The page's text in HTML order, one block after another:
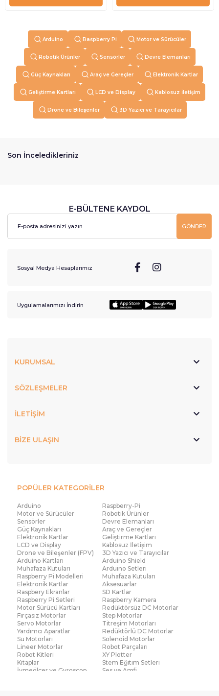
Arduino Raspberry Pi Motor ve Sürücüler
Robotik Ürünler Sensörler Devre Elemanları
Güç Kaynakları Araç ve Gereçler Elektronik Kartlar
Geliştirme Kartları LCD ve Display Kablosuz İletişim
Drone ve Bileşenler 3D Yazıcı ve Tarayıcılar
Son İnceledikleriniz
E-BÜLTENE KAYDOL
GÖNDER
Sosyal Medya Hesaplarımız
Uygulamalarımızı İndirin
KURUMSAL
SÖZLEŞMELER
İLETİŞİM
BİZE ULAŞIN
POPÜLER KATEGORİLER
Arduino
Raspberry-Pi
Motor ve Sürücüler
Robotik Ürünler
Sensörler
Devre Elemanları
Güç Kaynakları
Araç ve Gereçler
Elektronik Kartlar
Geliştirme Kartları
LCD ve Display
Kablosuz İletişim
Drone ve Bileşenler (FPV)
3D Yazıcı ve Tarayıcılar
Arduino Kartları
Arduino Shield
Muhafaza Kutuları
Arduino Setleri
Raspberry Pi Modelleri
Muhafaza Kutuları
Elektronik Kartlar
Aksesuarlar
Raspbery Ekranlar
SD Kartlar
Raspberry Pi Setleri
Raspberry Kamera
Motor Sürücü Kartları
Redüktörsüz DC Motorlar
Fırçasız Motorlar
Step Motorlar
Servo Motorlar
Titreşim Motorları
Yardımcı Aparatlar
Redüktörlü DC Motorlar
Su Motorları
Solenoid Motorlar
Lineer Motorlar
Robot Parçaları
Robot Kitleri
XY Plotter
Kitaplar
Stem Eğitim Setleri
İvmeölçer ve Gyroscop
Ses ve Amfi